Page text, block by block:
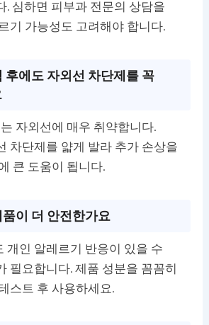
. 심하면 피부과 전문의 상담을
기 가능성도 고려해야 합니다.
후에도 자외선 차단제를 꼭
자외선에 매우 취약합니다.
차단제를 얇게 발라 추가 손상을
큰 도움이 됩니다.
이 더 안전한가요
개인 알레르기 반응이 있을 수
필요합니다. 제품 성분을 꼼꼼히
스트 후 사용하세요.